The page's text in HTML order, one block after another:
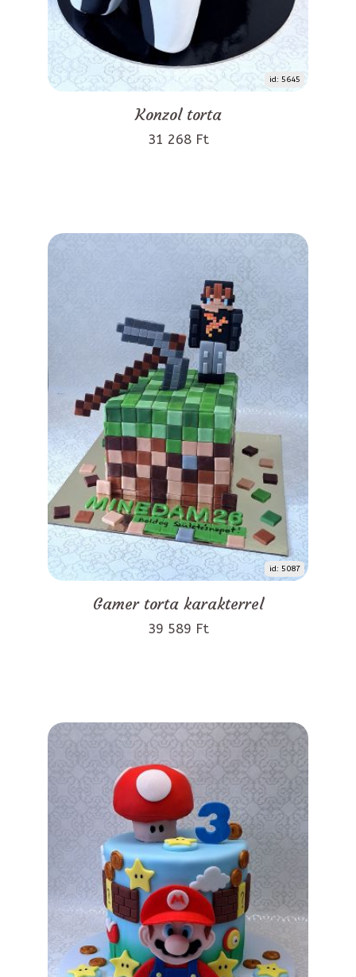
id: 5645
Konzol torta
31 268 Ft
id: 5087
Gamer torta karakterrel
39 589 Ft